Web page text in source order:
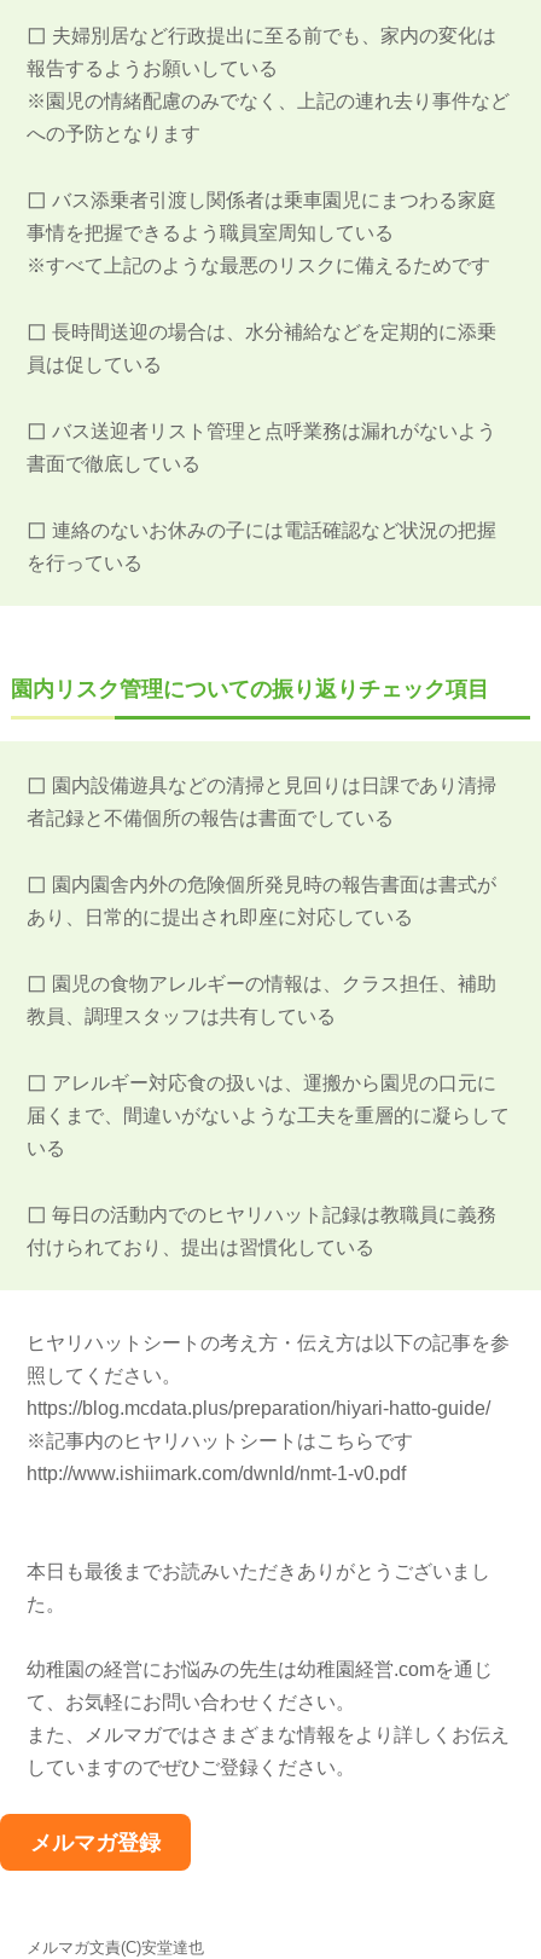
◻︎ 夫婦別居など行政提出に至る前でも、家内の変化は
報告するようお願いしている
※園児の情緒配慮のみでなく、上記の連れ去り事件など
への予防となります
◻︎ バス添乗者引渡し関係者は乗車園児にまつわる家庭
事情を把握できるよう職員室周知している
※すべて上記のような最悪のリスクに備えるためです
◻︎ 長時間送迎の場合は、水分補給などを定期的に添乗
員は促している
◻︎ バス送迎者リスト管理と点呼業務は漏れがないよう
書面で徹底している
◻︎ 連絡のないお休みの子には電話確認など状況の把握
を行っている
園内リスク管理についての振り返りチェック項目
◻︎ 園内設備遊具などの清掃と見回りは日課であり清掃
者記録と不備個所の報告は書面でしている
◻︎ 園内園舎内外の危険個所発見時の報告書面は書式が
あり、日常的に提出され即座に対応している
◻︎ 園児の食物アレルギーの情報は、クラス担任、補助
教員、調理スタッフは共有している
◻︎ アレルギー対応食の扱いは、運搬から園児の口元に
届くまで、間違いがないような工夫を重層的に凝らして
いる
◻︎ 毎日の活動内でのヒヤリハット記録は教職員に義務
付けられており、提出は習慣化している
ヒヤリハットシートの考え方・伝え方は以下の記事を参
照してください。
https://blog.mcdata.plus/preparation/hiyari-hatto-guide/
※記事内のヒヤリハットシートはこちらです
http://www.ishiimark.com/dwnld/nmt-1-v0.pdf
本日も最後までお読みいただきありがとうございまし
た。
幼稚園の経営にお悩みの先生は幼稚園経営.comを通じ
て、お気軽にお問い合わせください。
また、メルマガではさまざまな情報をより詳しくお伝え
していますのでぜひご登録ください。
メルマガ登録
メルマガ文責(C)安堂達也